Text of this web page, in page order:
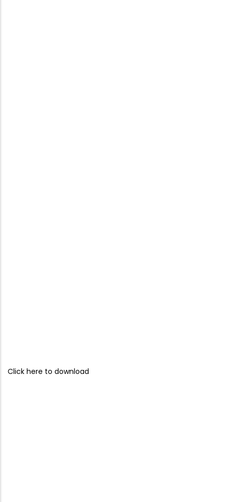
Click here to download